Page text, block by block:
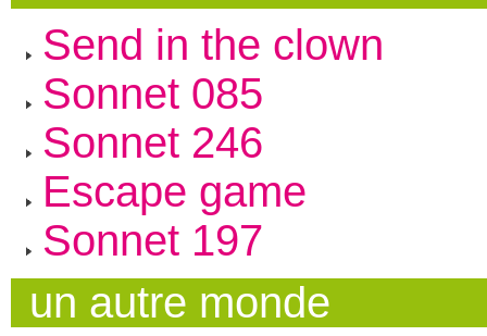
Send in the clown
Sonnet 085
Sonnet 246
Escape game
Sonnet 197
un autre monde